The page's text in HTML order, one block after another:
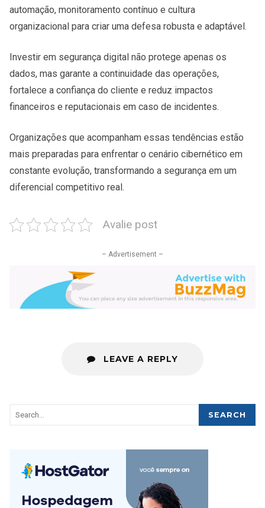
automação, monitoramento contínuo e cultura
organizacional para criar uma defesa robusta e adaptável.
Investir em segurança digital não protege apenas os
dados, mas garante a continuidade das operações,
fortalece a confiança do cliente e reduz impactos
financeiros e reputacionais em caso de incidentes.
Organizações que acompanham essas tendências estão
mais preparadas para enfrentar o cenário cibernético em
constante evolução, transformando a segurança em um
diferencial competitivo real.
Avalie post
– Advertisement –
LEAVE A REPLY
SEARCH